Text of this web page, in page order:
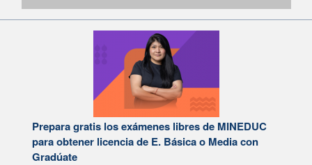
Prepara gratis los exámenes libres de MINEDUC
para obtener licencia de E. Básica o Media con
Gradúate